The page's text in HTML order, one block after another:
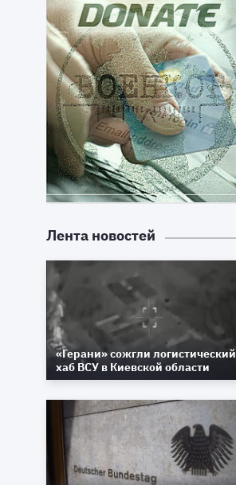
Лента новостей
«Герани» сожгли логистический
хаб ВСУ в Киевской области